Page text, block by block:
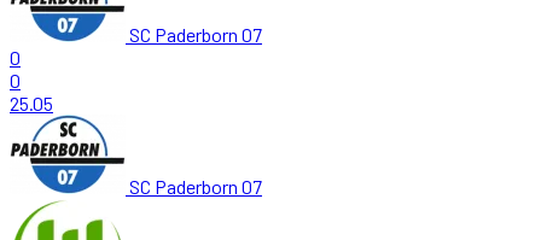
SC Paderborn 07
0
0
25.05
SC Paderborn 07